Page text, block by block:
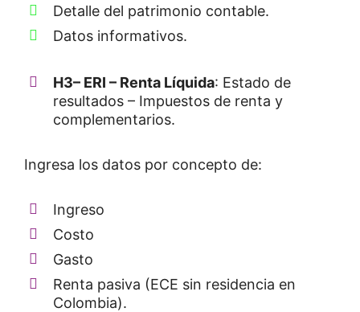
Detalle del patrimonio contable.
Datos informativos.
H3– ERI – Renta Líquida: Estado de
resultados – Impuestos de renta y
complementarios.
Ingresa los datos por concepto de:
Ingreso
Costo
Gasto
Renta pasiva (ECE sin residencia en
Colombia).